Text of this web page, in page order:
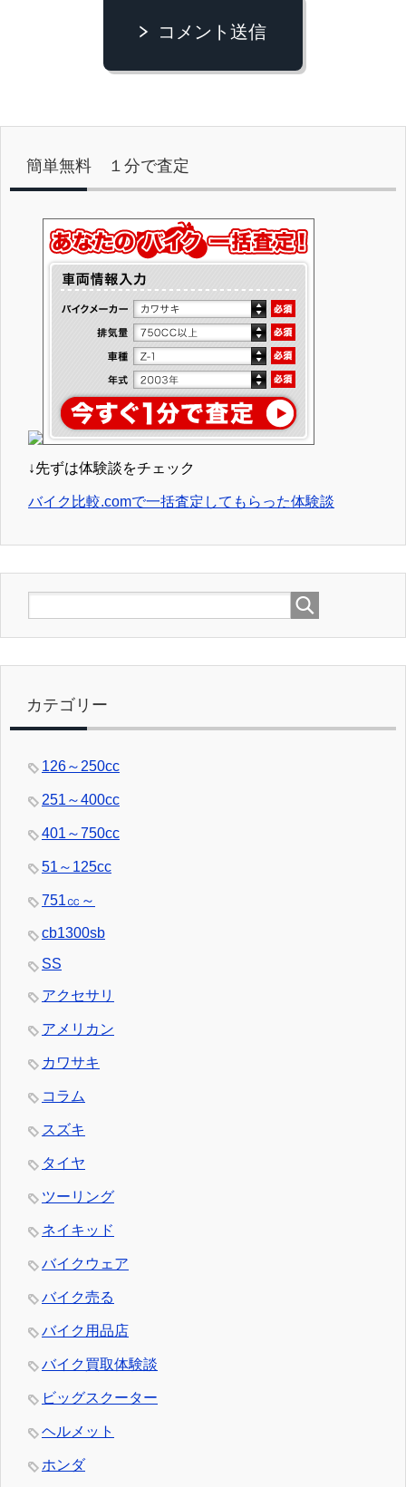
コメント送信
簡単無料 １分で査定
↓先ずは体験談をチェック
バイク比較.comで一括査定してもらった体験談
カテゴリー
126～250cc
251～400cc
401～750cc
51～125cc
751㏄～
cb1300sb
SS
アクセサリ
アメリカン
カワサキ
コラム
スズキ
タイヤ
ツーリング
ネイキッド
バイクウェア
バイク売る
バイク用品店
バイク買取体験談
ビッグスクーター
ヘルメット
ホンダ